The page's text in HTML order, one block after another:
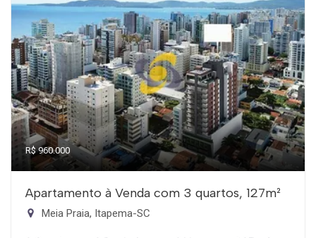
R$ 960.000
Apartamento à Venda com 3 quartos, 127m²
Meia Praia, Itapema-SC